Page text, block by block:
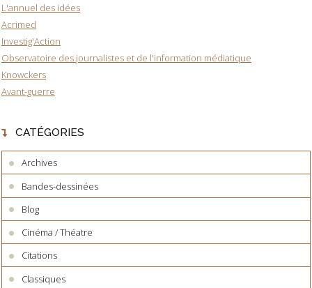
L'annuel des idées
Acrimed
Investig'Action
Observatoire des journalistes et de l'information médiatique
Knowckers
Avant-guerre
CATÉGORIES
Archives
Bandes-dessinées
Blog
Cinéma / Théatre
Citations
Classiques